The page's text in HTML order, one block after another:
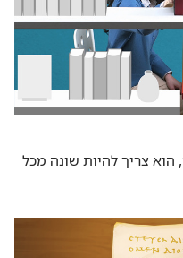
צריך להיות שונה מכל